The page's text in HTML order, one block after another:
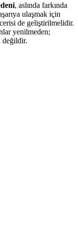
, aslında farkında
ulaşmak için
de geliştirilmelidir.
yenilmeden;
değildir.